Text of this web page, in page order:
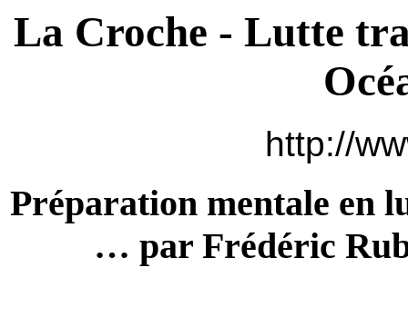
La Croche - Lutte
http://
Préparation mentale en
… par Frédéric